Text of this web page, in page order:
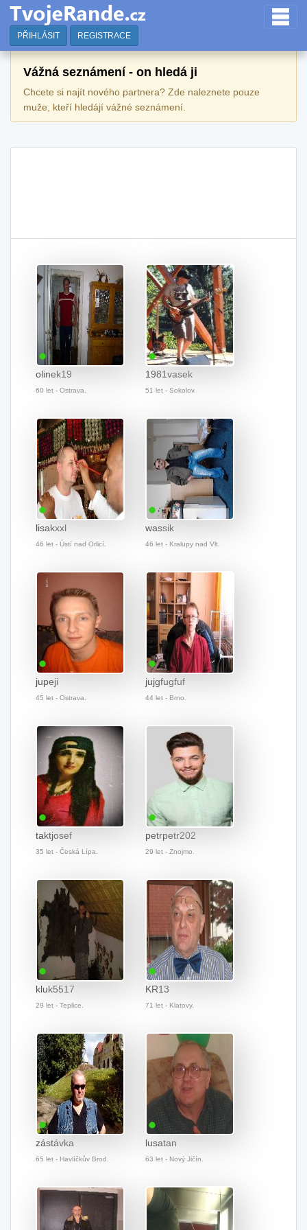
PŘIHLÁSIT REGISTRACE
Vážná seznámení - on hledá ji
Chcete si najít nového partnera? Zde naleznete pouze
muže, kteří hledájí vážné seznámení.
olinek19
60 let - Ostrava.
1981vasek
51 let - Sokolov.
lisakxxl
46 let - Ústí nad Orlicí.
wassik
46 let - Kralupy nad Vlt.
jupeji
45 let - Ostrava.
jujgfugfuf
44 let - Brno.
taktjosef
35 let - Česká Lípa.
petrpetr202
29 let - Znojmo.
kluk5517
29 let - Teplice.
KR13
71 let - Klatovy.
zástávka
65 let - Havlíčkův Brod.
lusatan
63 let - Nový Jičín.